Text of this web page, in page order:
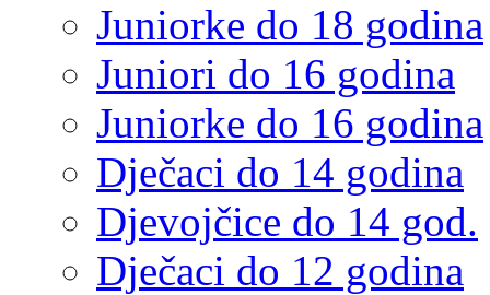
Juniorke do 18 godina
Juniori do 16 godina
Juniorke do 16 godina
Dječaci do 14 godina
Djevojčice do 14 god.
Dječaci do 12 godina